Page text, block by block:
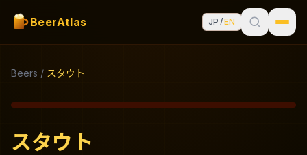
BeerAtlas JP /EN
Beers / スタウト
スタウト